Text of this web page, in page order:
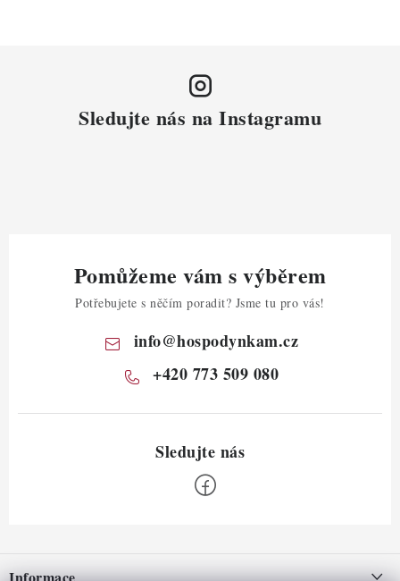
Sledujte nás na Instagramu
Pomůžeme vám s výběrem
Potřebujete s něčím poradit? Jsme tu pro vás!
info@hospodynkam.cz
+420 773 509 080
Informace